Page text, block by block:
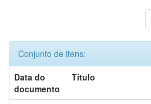
Conjunto de itens:
Data do
documento
Título